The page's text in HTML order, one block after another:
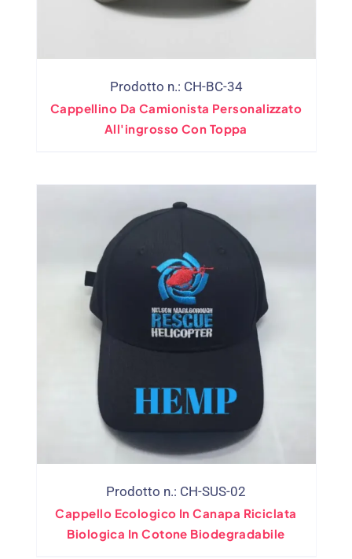
Prodotto n.: CH-BC-34
Cappellino Da Camionista Personalizzato
All'ingrosso Con Toppa
Prodotto n.: CH-SUS-02
Cappello Ecologico In Canapa Riciclata
Biologica In Cotone Biodegradabile